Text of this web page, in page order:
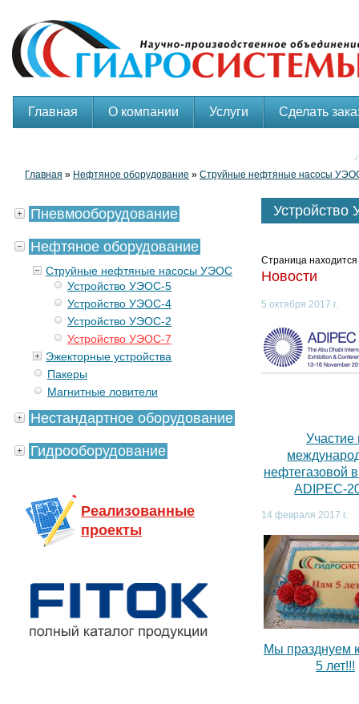
Главная О компании Услуги Сделать
Главная » Нефтяное оборудование » Струйные нефтяные насосы
Страница находится
Новости
5 октября 2017 г.
Участие
нефтегазовой
ADIPEC-
14 февраля 2017 г.
Мы празднуем
5 лет!!!
Пневмооборудование
Нефтяное оборудование
Струйные нефтяные насосы УЭОС
Устройство УЭОС-5
Устройство УЭОС-4
Устройство УЭОС-2
Устройство УЭОС-7
Эжекторные устройства
Пакеры
Магнитные ловители
Нестандартное оборудование
Гидрооборудование
Реализованные
проекты